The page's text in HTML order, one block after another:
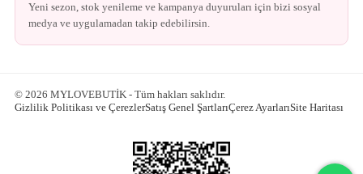
Yeni sezon, stok yenileme ve kampanya duyuruları için bizi sosyal
medya ve uygulamadan takip edebilirsin.
© 2026 MYLOVEBUTİK - Tüm hakları saklıdır.
Gizlilik Politikası ve ÇerezlerSatış Genel ŞartlarıÇerez AyarlarıSite Haritası